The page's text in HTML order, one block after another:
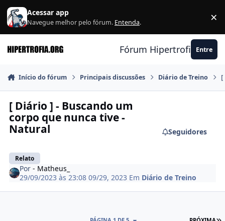
Ir para conteúdo
Acessar app
Navegue melhor pelo fórum. Entenda. ×
Fórum Hipertrofia.org
Entre
Início do fórum Principais discussões Diário de Treino [
[ Diário ] - Buscando um
corpo que nunca tive -
Natural
Relato
Seguidores
Por- Matheus_
29/09/2023 às 23:0809/29, 2023 Em Diário de Treino